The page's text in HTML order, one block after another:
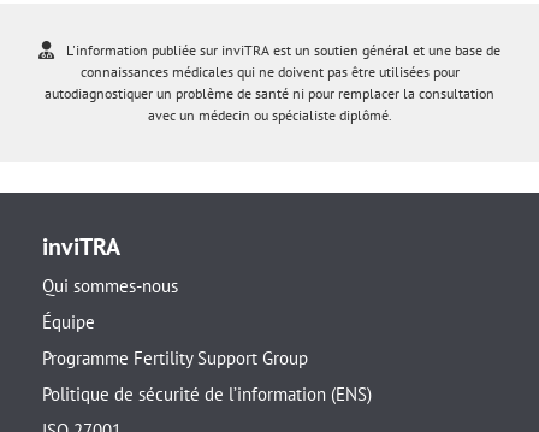
L'information publiée sur inviTRA est un soutien général et une base de
connaissances médicales qui ne doivent pas être utilisées pour
autodiagnostiquer un problème de santé ni pour remplacer la consultation
avec un médecin ou spécialiste diplômé.
inviTRA
Qui sommes-nous
Équipe
Programme Fertility Support Group
Politique de sécurité de l’information (ENS)